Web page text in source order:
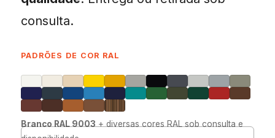
consulta.
PADRÕES DE COR RAL
Branco RAL 9003 + diversas cores RAL sob consulta e